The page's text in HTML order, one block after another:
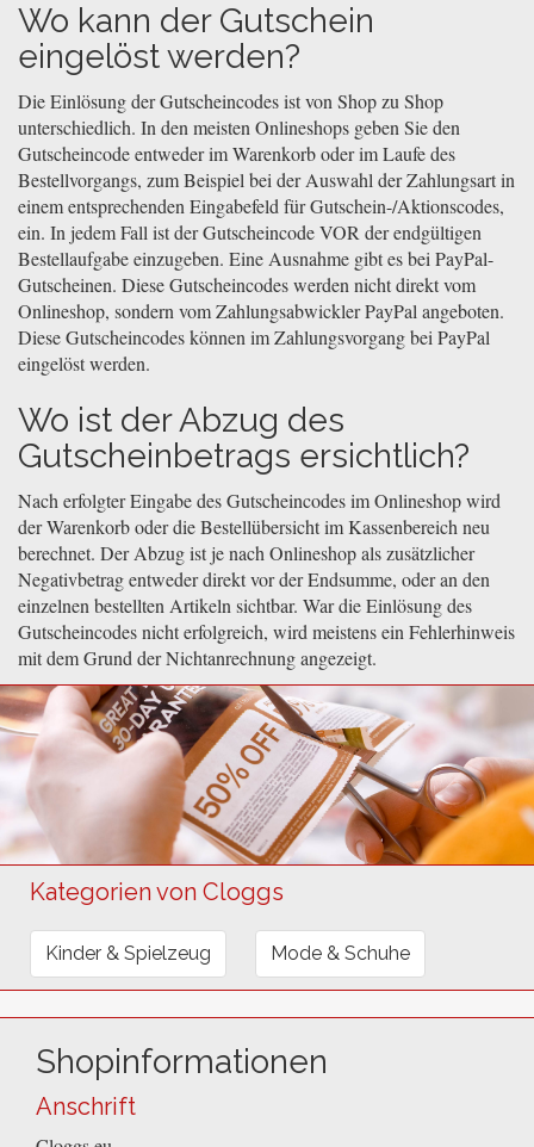
Wo kann der Gutschein
eingelöst werden?
Die Einlösung der Gutscheincodes ist von Shop zu Shop
unterschiedlich. In den meisten Onlineshops geben Sie den
Gutscheincode entweder im Warenkorb oder im Laufe des
Bestellvorgangs, zum Beispiel bei der Auswahl der Zahlungsart in
einem entsprechenden Eingabefeld für Gutschein-/Aktionscodes,
ein. In jedem Fall ist der Gutscheincode VOR der endgültigen
Bestellaufgabe einzugeben. Eine Ausnahme gibt es bei PayPal-
Gutscheinen. Diese Gutscheincodes werden nicht direkt vom
Onlineshop, sondern vom Zahlungsabwickler PayPal angeboten.
Diese Gutscheincodes können im Zahlungsvorgang bei PayPal
eingelöst werden.
Wo ist der Abzug des
Gutscheinbetrags ersichtlich?
Nach erfolgter Eingabe des Gutscheincodes im Onlineshop wird
der Warenkorb oder die Bestellübersicht im Kassenbereich neu
berechnet. Der Abzug ist je nach Onlineshop als zusätzlicher
Negativbetrag entweder direkt vor der Endsumme, oder an den
einzelnen bestellten Artikeln sichtbar. War die Einlösung des
Gutscheincodes nicht erfolgreich, wird meistens ein Fehlerhinweis
mit dem Grund der Nichtanrechnung angezeigt.
Kategorien von Cloggs
Kinder & Spielzeug Mode & Schuhe
Shopinformationen
Anschrift